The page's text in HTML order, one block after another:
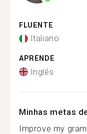
FLUENTE
Italiano
APRENDE
Inglês
Minhas metas
Improve my